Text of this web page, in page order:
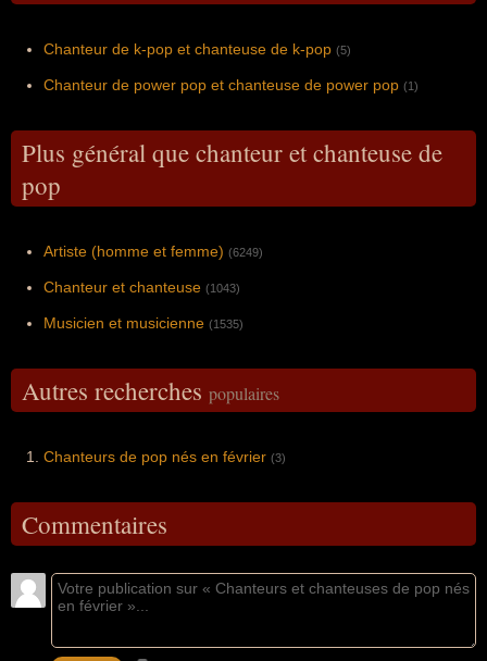
Chanteur de k-pop et chanteuse de k-pop (5)
Chanteur de power pop et chanteuse de power pop (1)
Plus général que chanteur et chanteuse de
pop
Artiste (homme et femme) (6249)
Chanteur et chanteuse (1043)
Musicien et musicienne (1535)
Autres recherches populaires
Chanteurs de pop nés en février (3)
Commentaires